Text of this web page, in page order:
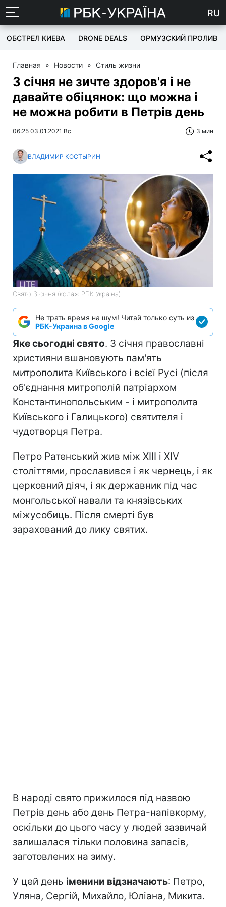
RU
ОБСТРЕЛ КИЕВА DRONE DEALS ОРМУЗСКИЙ ПРОЛИВ
Главная » Новости » Стиль жизни
3 січня не зичте здоров'я і не
давайте обіцянок: що можна і
не можна робити в Петрів день
06:25 03.01.2021 Вс 3 мин
ВЛАДИМИР КОСТЫРИН
Свято 3 січня (колаж РБК-Україна)
Не трать время на шум! Читай только суть из
РБК-Украина в Google
Яке сьогодні свято. 3 січня православні
християни вшановують пам'ять
митрополита Київського і всієї Русі (після
об'єднання митрополій патріархом
Константинопольським - і митрополита
Київського і Галицького) святителя і
чудотворця Петра.
Петро Ратенський жив між XIII і XIV
століттями, прославився і як чернець, і як
церковний діяч, і як державник під час
монгольської навали та князівських
міжусобиць. Після смерті був
зарахований до лику святих.
В народі свято прижилося під назвою
Петрів день або день Петра-напівкорму,
оскільки до цього часу у людей зазвичай
залишалася тільки половина запасів,
заготовлених на зиму.
У цей день іменини відзначають: Петро,
Уляна, Сергій, Михайло, Юліана, Микита.